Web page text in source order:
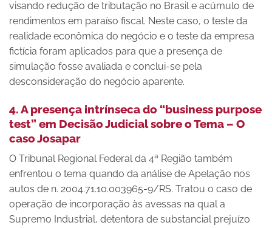
visando redução de tributação no Brasil e acúmulo de
rendimentos em paraíso fiscal. Neste caso, o teste da
realidade econômica do negócio e o teste da empresa
fictícia foram aplicados para que a presença de
simulação fosse avaliada e conclui-se pela
desconsideração do negócio aparente.
4. A presença intrínseca do “business purpose
test” em Decisão Judicial sobre o Tema – O
caso Josapar
O Tribunal Regional Federal da 4ª Região também
enfrentou o tema quando da análise de Apelação nos
autos de n. 2004.71.10.003965-9/RS. Tratou o caso de
operação de incorporação às avessas na qual a
Supremo Industrial, detentora de substancial prejuízo